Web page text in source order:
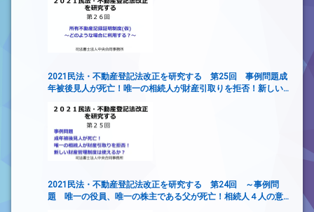
2021民法・不動産登記法改正を研究する 第25回 事例問題成
年被後見人が死亡！唯一の相続人が財産引取りを拒否！新しい
2021民法・不動産登記法改正を研究する 第24回 ～事例問
題 唯一の役員、唯一の株主である父が死亡！相続人４人の意